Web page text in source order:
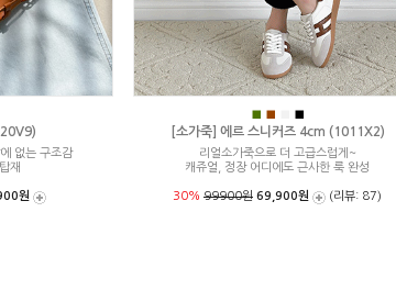
없는 구조감
재
원
■ ■ ■
[소가죽] 에르 스니커즈 4cm (1011X2)
리얼소가죽으로 더 고급스럽게~
캐쥬얼, 정장 어디에도 근사한 룩 완성
30% 99900원 69,900원 (리뷰: 87)